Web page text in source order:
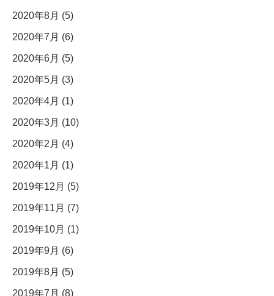
2020年8月 (5)
2020年7月 (6)
2020年6月 (5)
2020年5月 (3)
2020年4月 (1)
2020年3月 (10)
2020年2月 (4)
2020年1月 (1)
2019年12月 (5)
2019年11月 (7)
2019年10月 (1)
2019年9月 (6)
2019年8月 (5)
2019年7月 (8)